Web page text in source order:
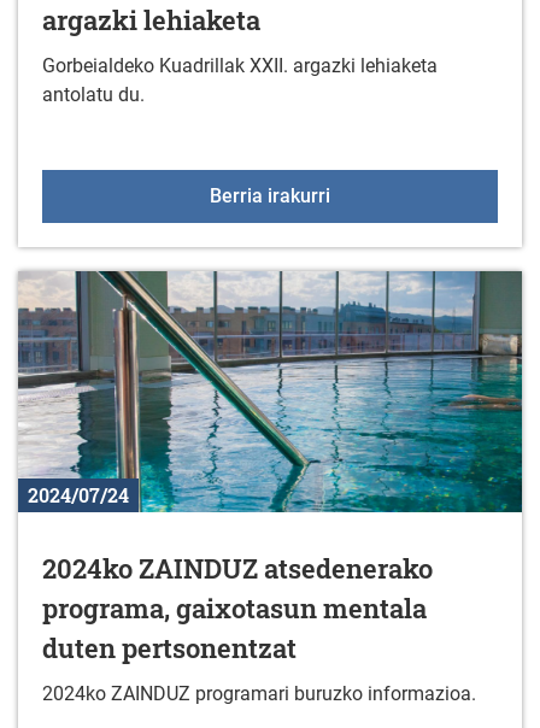
argazki lehiaketa
Gorbeialdeko Kuadrillak XXII. argazki lehiaketa
antolatu du.
Berria irakurri
2024/07/24
2024ko ZAINDUZ atsedenerako
programa, gaixotasun mentala
duten pertsonentzat
2024ko ZAINDUZ programari buruzko informazioa.